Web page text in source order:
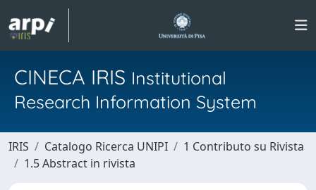
CINECA IRIS Institutional
Research Information System
IRIS Catalogo Ricerca UNIPI
1 Contributo su Rivista
1.5 Abstract in rivista